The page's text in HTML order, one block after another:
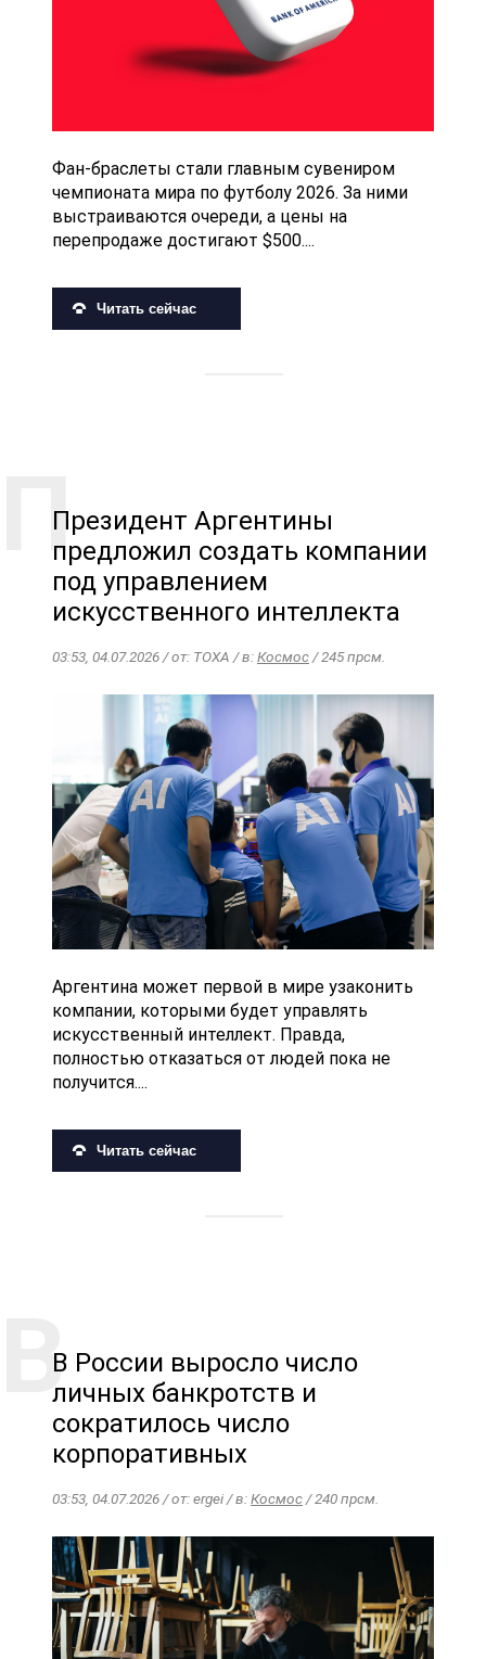
Фан-браслеты стали главным сувениром
чемпионата мира по футболу 2026. За ними
выстраиваются очереди, а цены на
перепродаже достигают $500....
Читать сейчас
Президент Аргентины
предложил создать компании
под управлением
искусственного интеллекта
03:53, 04.07.2026 / от: TOXA / в:Космос/ 245 прсм.
Аргентина может первой в мире узаконить
компании, которыми будет управлять
искусственный интеллект. Правда,
полностью отказаться от людей пока не
получится....
Читать сейчас
В России выросло число
личных банкротств и
сократилось число
корпоративных
03:53, 04.07.2026 / от: ergei / в:Космос/ 240 прсм.